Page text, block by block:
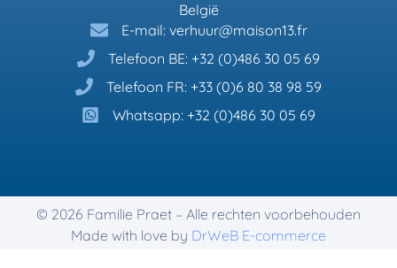
België
E-mail: verhuur@maison13.fr
Telefoon BE: +32 (0)486 30 05 69
Telefoon FR: +33 (0)6 80 38 98 59
Whatsapp: +32 (0)486 30 05 69
© 2026 Familie Praet – Alle rechten voorbehouden
Made with love by DrWeB E-commerce